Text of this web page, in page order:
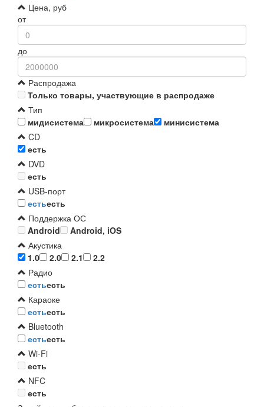
Цена, руб
от
до
Распродажа
Только товары, участвующие в распродаже
Тип
мидисистема
микросистема
минисистема
CD
есть
DVD
есть
USB-порт
естьесть
Поддержка ОС
Android
Android, iOS
Акустика
1.0
2.0 2.1
2.2
Радио
естьесть
Караоке
естьесть
Bluetooth
естьесть
Wi-Fi
есть
NFC
есть